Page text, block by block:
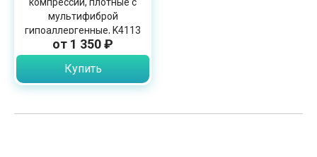
мультифиброй
гипоаллергенные, K4113
от 1 350 ₽
Купить